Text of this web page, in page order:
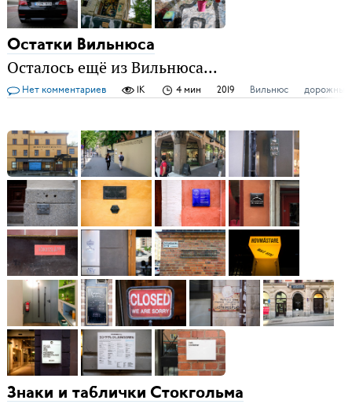
Остатки Вильнюса
Осталось ещё из Вильнюса...
Нет комментариев 1K 4 мин 2019 Вильнюс дорожные
Знаки и таблички Стокгольма